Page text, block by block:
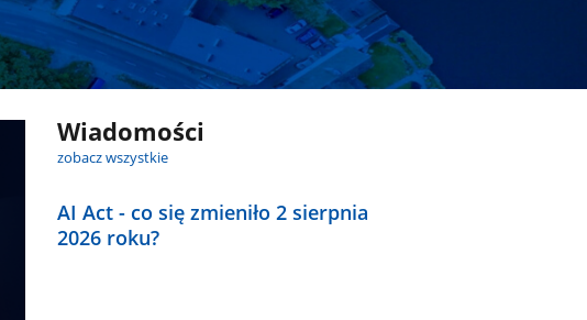
Wiadomości
zobacz wszystkie
AI Act - co się zmieniło 2 sierpnia
2026 roku?